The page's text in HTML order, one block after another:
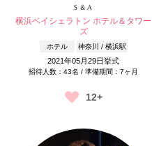
S & A
横浜ベイシェラトン ホテル＆タワー
ズ
ホテル 神奈川 / 横浜駅
2021年05月29日挙式
招待人数：43名 / 準備期間：7ヶ月
12+